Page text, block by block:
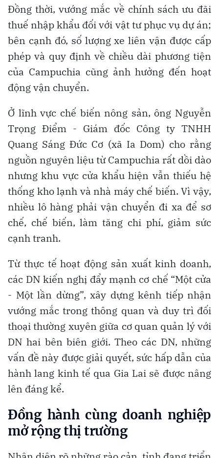
Đồng thời, vướng mắc về chính sách ưu đãi
thuế nhập khẩu đối với vật tư phục vụ dự án;
bên cạnh đó, số lượng xe liên vận được cấp
phép và quy định về chiều dài phương tiện
của Campuchia cũng ảnh hưởng đến hoạt
động vận chuyển.
Ở lĩnh vực chế biến nông sản, ông Nguyễn
Trọng Điểm - Giám đốc Công ty TNHH
Quang Sáng Đức Cơ (xã Ia Dom) cho rằng
nguồn nguyên liệu từ Campuchia rất dồi dào
nhưng khu vực cửa khẩu hiện vẫn thiếu hệ
thống kho lạnh và nhà máy chế biến. Vì vậy,
nhiều lô hàng phải vận chuyển đi xa để sơ
chế, chế biến, làm tăng chi phí, giảm sức
cạnh tranh.
Từ thực tế hoạt động sản xuất kinh doanh,
các DN kiến nghị đẩy mạnh cơ chế “Một cửa
- Một lần dừng”, xây dựng kênh tiếp nhận
vướng mắc trong thông quan và duy trì đối
thoại thường xuyên giữa cơ quan quản lý với
DN hai bên biên giới. Theo các DN, những
vấn đề này được giải quyết, sức hấp dẫn của
hành lang kinh tế qua Gia Lai sẽ được nâng
lên đáng kể.
Đồng hành cùng doanh nghiệp
mở rộng thị trường